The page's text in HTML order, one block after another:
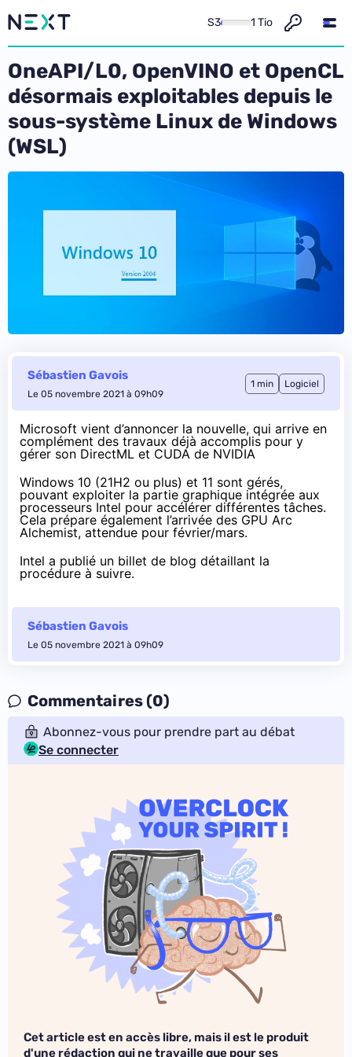
S3 1 Tio
OneAPI/L0, OpenVINO et OpenCL
désormais exploitables depuis le
sous-système Linux de Windows
(WSL)
Sébastien Gavois
Le 05 novembre 2021 à 09h09
1 min Logiciel
Microsoft vient d’annoncer la nouvelle, qui arrive en
complément des travaux déjà accomplis pour y
gérer son DirectML et CUDA de NVIDIA
Windows 10 (21H2 ou plus) et 11 sont gérés,
pouvant exploiter la partie graphique intégrée aux
processeurs Intel pour accélérer différentes tâches.
Cela prépare également l’arrivée des GPU Arc
Alchemist, attendue pour février/mars.
Intel a publié un billet de blog détaillant la
procédure à suivre.
Sébastien Gavois
Le 05 novembre 2021 à 09h09
Commentaires (0)
Abonnez-vous pour prendre part au débat
Se connecter
Cet article est en accès libre, mais il est le produit
d'une rédaction qui ne travaille que pour ses